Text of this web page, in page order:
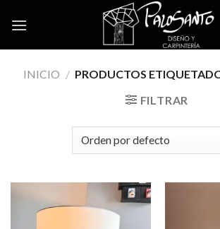
INICIO / PRODUCTOS
FILTRAR